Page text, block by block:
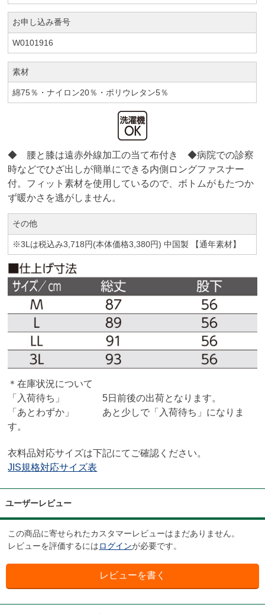
お申し込み番号
W0101916
素材
綿75％・ナイロン20％・ポリウレタン5％
◆ 腰と膝は遠赤外線加工の当て布付き ◆病院での診察
時などでひざ出しが簡単にできる内側ロングファスナー
付。フィット素材を使用しているので、ボトムがもたつか
ず暖かさを逃がしません。
その他
※3Lは税込み3,718円(本体価格3,380円) 中国製 【通年素材】
＊在庫状況について
「入荷待ち」 5日前後の出荷となります。
「あとわずか」 あと少しで「入荷待ち」になりま
す。
衣料品対応サイズは下記にてご確認ください。
JIS規格対応サイズ表
ユーザーレビュー
この商品に寄せられたカスタマーレビューはまだありません。
レビューを評価するにはログインが必要です。